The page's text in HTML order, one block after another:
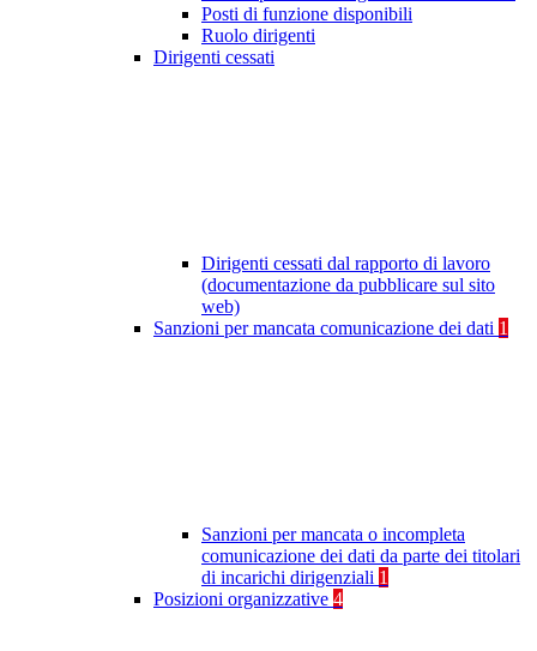
Posti di funzione disponibili
Ruolo dirigenti
Dirigenti cessati
Dirigenti cessati dal rapporto di lavoro
(documentazione da pubblicare sul sito
web)
Sanzioni per mancata comunicazione dei dati 1
Sanzioni per mancata o incompleta
comunicazione dei dati da parte dei titolari
di incarichi dirigenziali 1
Posizioni organizzative 4